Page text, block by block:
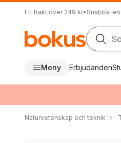
Fri frakt över 249 kr• Snabba
Meny Erbjudanden
Naturvetenskap och teknik